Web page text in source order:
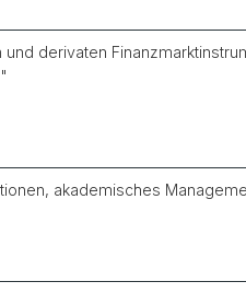
derivaten
akademisches